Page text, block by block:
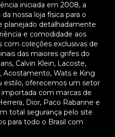
iniciada em 2008, a
nossa loja física para o
planejado detalhadamente
e comodidade aos
com coleções exclusivas de
das maiores grifes do
Calvin Klein, Lacoste,
Acostamento, Wats e King
estilo, oferecemos um setor
com marcas de
Dior, Paco Rabanne e
total segurança pelo site
para todo o Brasil com